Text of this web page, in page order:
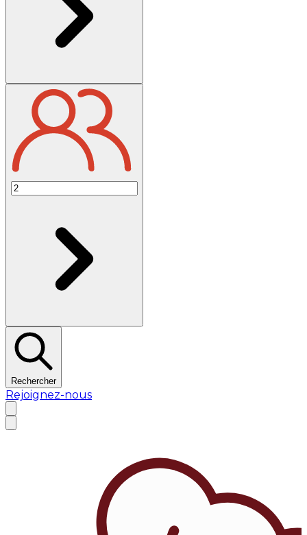
Rechercher
Rejoignez-nous